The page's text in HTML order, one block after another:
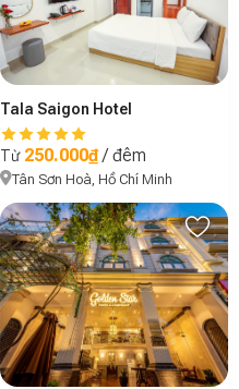
Tala Saigon Hotel
Từ 250.000₫/ đêm
Tân Sơn Hoà, Hồ Chí Minh